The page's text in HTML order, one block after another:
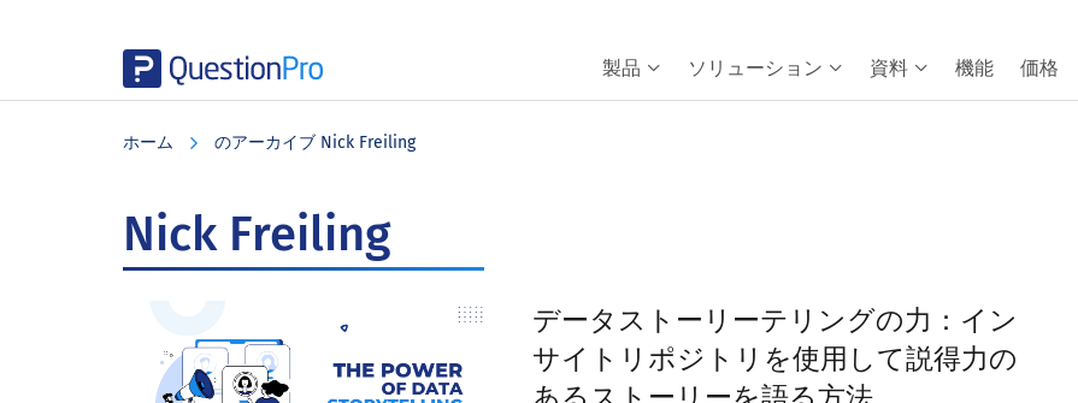
製品 ソリューション 資料 機能 価格
ホーム のアーカイブ Nick Freiling
Nick Freiling
データストーリーテリングの力：イン
サイトリポジトリを使用して説得力の